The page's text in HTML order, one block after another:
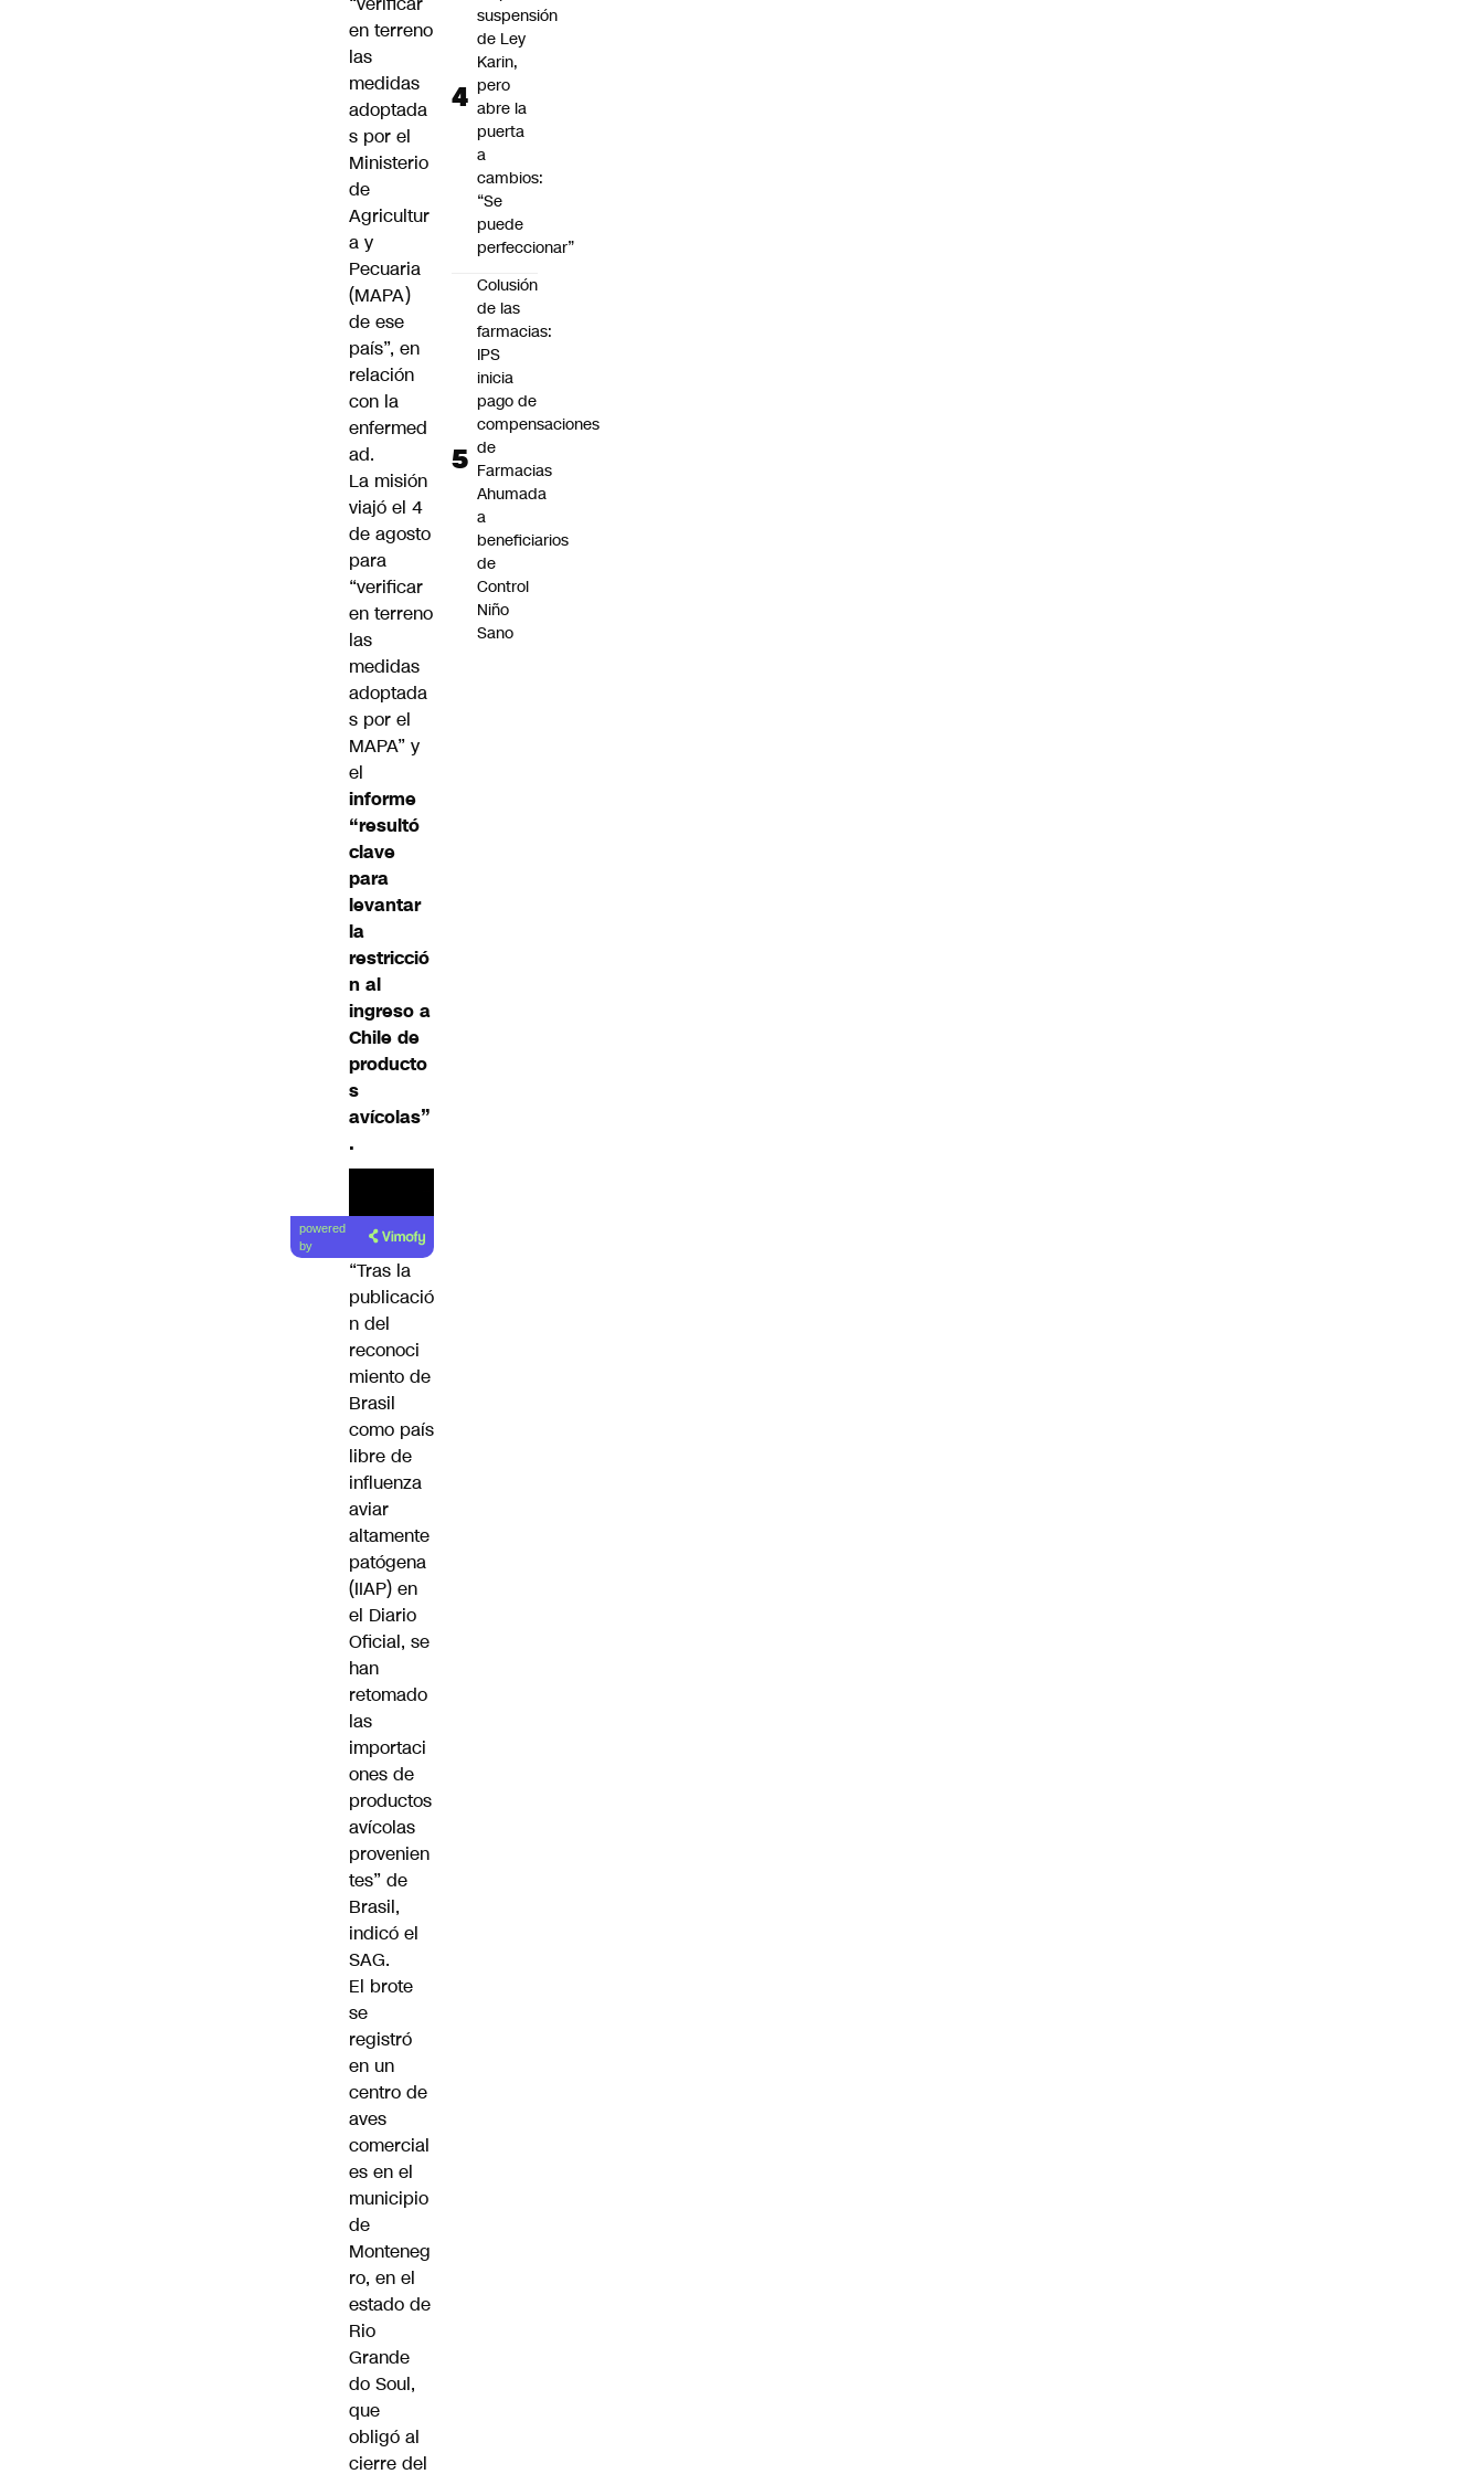
en terreno
las
medidas
adoptada
s por el
Ministerio
de
Agricultur
a y
Pecuaria
(MAPA)
de ese
país”, en
relación
con la
enfermed
ad.
La misión
viajó el 4
de agosto
para
“verificar
en terreno
las
medidas
adoptada
s por el
MAPA” y
el
informe
“resultó
clave
para
levantar
la
restricció
n al
ingreso a
Chile de
producto
s
avícolas”
.
Lea el
artículo
powered
by
“Tras la
publicació
n del
reconoci
miento de
Brasil
como país
libre de
influenza
aviar
altamente
patógena
(IIAP) en
el Diario
Oficial, se
han
retomado
las
importaci
ones de
productos
avícolas
provenien
tes” de
Brasil,
indicó el
SAG.
El brote
se
registró
en un
centro de
aves
comercial
es en el
municipio
de
Monteneg
ro, en el
estado de
Rio
Grande
do Soul,
que
obligó al
cierre del
suspensión
de Ley
Karin,
pero
abre la
puerta
a
cambios:
“Se
puede
perfeccionar”
Colusión
de las
farmacias:
IPS
inicia
pago de
compensaciones
de
Farmacias
Ahumada
a
beneficiarios
de
Control
Niño
Sano